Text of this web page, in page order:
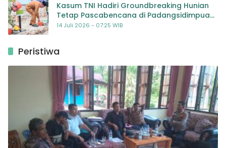
Kasum TNI Hadiri Groundbreaking Hunian
Tetap Pascabencana di Padangsidimpuan,
Harapan Baru bagi Penyintas
14 Juli 2026 - 07:25 WIB
Peristiwa